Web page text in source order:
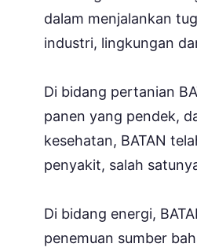
dalam menjalankan
industri, lingkungan
Di bidang pertanian
panen yang pendek,
kesehatan, BATAN
penyakit, salah
Di bidang energi,
penemuan sumber